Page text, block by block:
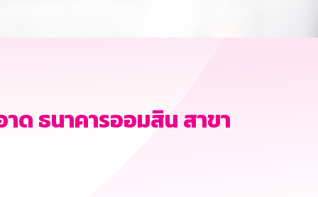
าด ธนาคารออมสิน สาขา